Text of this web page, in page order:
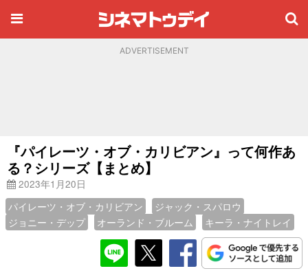
ADVERTISEMENT
『パイレーツ・オブ・カリビアン』って何作あ
る？シリーズ【まとめ】
2023年1月20日
パイレーツ・オブ・カリビアン
ジャック・スパロウ
ジョニー・デップ
オーランド・ブルーム キーラ・ナイトレイ